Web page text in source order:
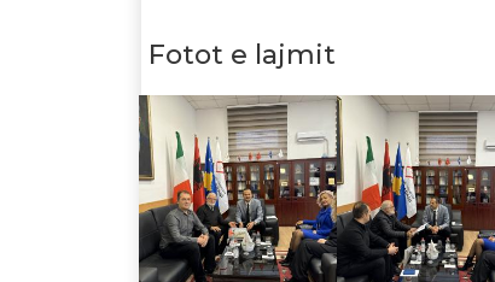
Fotot e lajmit